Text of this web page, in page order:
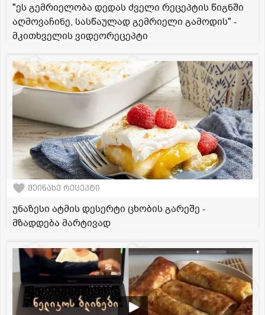
"ეს გემრიელობა დედას ძველი რეცეპტის წიგნში
აღმოვაჩინე, სასწაულად გემრიელი გამოდის" -
მკითხველის ვიდეორეცეპტი
შეინახე რეცეპტი
უნაზესი ატმის დესერტი ცხობის გარეშე -
მზადდება მარტივად